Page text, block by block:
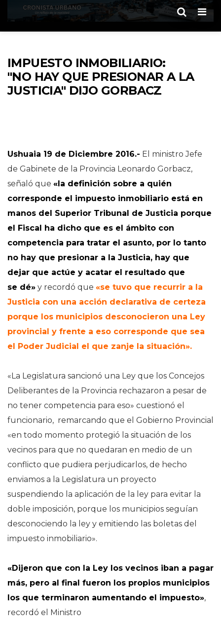
IMPUESTO INMOBILIARIO:
"NO HAY QUE PRESIONAR A LA
JUSTICIA" DIJO GORBACZ
Ushuaia 19 de Diciembre 2016.- El ministro Jefe
de Gabinete de la Provincia Leonardo Gorbacz,
señaló que «la definición sobre a quién
corresponde el impuesto inmobiliario está en
manos del Superior Tribunal de Justicia porque
el Fiscal ha dicho que es el ámbito con
competencia para tratar el asunto, por lo tanto
no hay que presionar a la Justicia, hay que
dejar que actúe y acatar el resultado que
se dé» y recordó que «se tuvo que recurrir a la
Justicia con una acción declarativa de certeza
porque los municipios desconocieron una Ley
provincial y frente a eso corresponde que sea
el Poder Judicial el que zanje la situación».
«La Legislatura sancionó una Ley que los Concejos
Deliberantes de la Provincia rechazaron a pesar de
no tener competencia para eso» cuestionó el
funcionario, remarcando que el Gobierno Provincial
«en todo momento protegió la situación de los
vecinos para que no quedaran en medio de un
conflicto que pudiera perjudicarlos, de hecho
enviamos a la Legislatura un proyecto
suspendiendo la aplicación de la ley para evitar la
doble imposición, porque los municipios seguían
desconociendo la ley y emitiendo las boletas del
impuesto inmobiliario».
«Dijeron que con la Ley los vecinos iban a pagar
más, pero al final fueron los propios municipios
los que terminaron aumentando el impuesto»,
recordó el Ministro